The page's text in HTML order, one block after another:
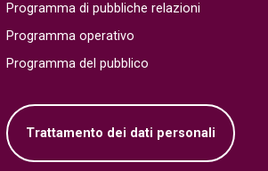
Programma di pubbliche relazioni
Programma operativo
Programma del pubblico
Trattamento dei dati personali